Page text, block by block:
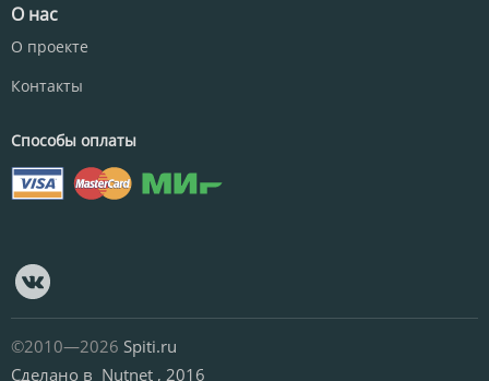
О нас
О проекте
Контакты
Способы оплаты
©2010—2026 Spiti.ru
Сделано в Nutnet , 2016